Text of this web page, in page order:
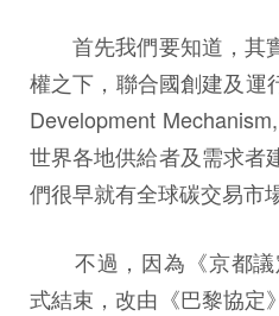
首先我們要知道，其
權之下，聯合國創建及運
Development
世界各地供給者及需求者
們很早就有全球碳交易市
不過，因為《京都議
式結束，改由《巴黎協定